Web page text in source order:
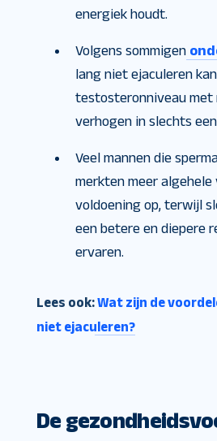
energiek houdt.
Volgens sommigen
lang niet ejaculeren
testosteronniveau met
verhogen in slechts
Veel mannen die
merkten meer algehele
voldoening op, terwijl
een betere en diepere
ervaren.
Lees ook:Wat zijn de
niet ejaculeren?
De